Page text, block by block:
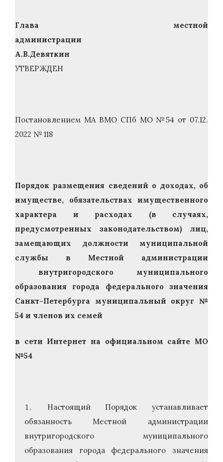
Глава местной
администрации
А.В.Девяткин
УТВЕРЖДЕН
Постановлением МА ВМО СПб МО №54 от 07.12.
2022 № 118
Порядок размещения сведений о доходах, об
имуществе, обязательствах имущественного
характера и расходах (в случаях,
предусмотренных законодательством) лиц,
замещающих должности муниципальной
службы в Местной администрации
внутригородского муниципального
образования города федерального значения
Санкт-Петербурга муниципальный округ №
54 и членов их семей
в сети Интернет на официальном сайте МО
№54
Настоящий Порядок устанавливает
обязанность Местной администрации
внутригородского муниципального
образования города федерального значения